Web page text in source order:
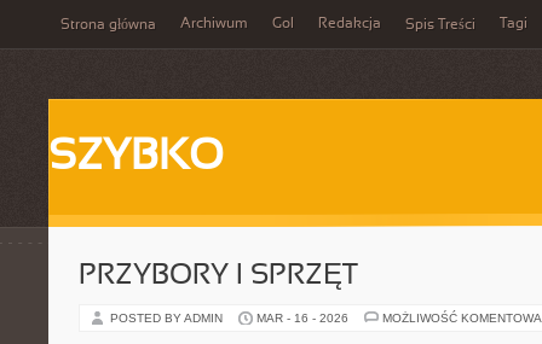
Strona główna Archiwum Gol Redakcja Spis Treści Tagi
SZYBKO
PRZYBORY I SPRZĘT
POSTED BY ADMIN MAR - 16 - 2026 MOŻLIWOŚĆ